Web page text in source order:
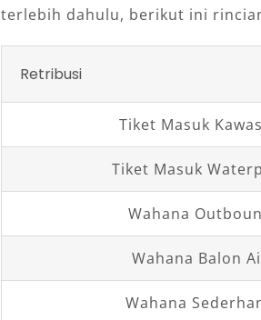
terlebih dahulu, berikut ini
Retribusi
Tiket Masuk
Tiket Masuk
Wahana
Wahana Balon
Wahana